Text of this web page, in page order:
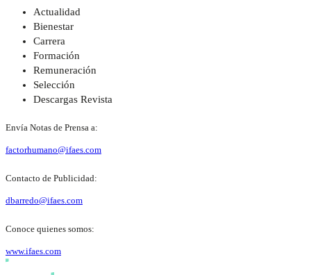
Actualidad
Bienestar
Carrera
Formación
Remuneración
Selección
Descargas Revista
Envía Notas de Prensa a:
factorhumano@ifaes.com
Contacto de Publicidad:
dbarredo@ifaes.com
Conoce quienes somos:
www.ifaes.com